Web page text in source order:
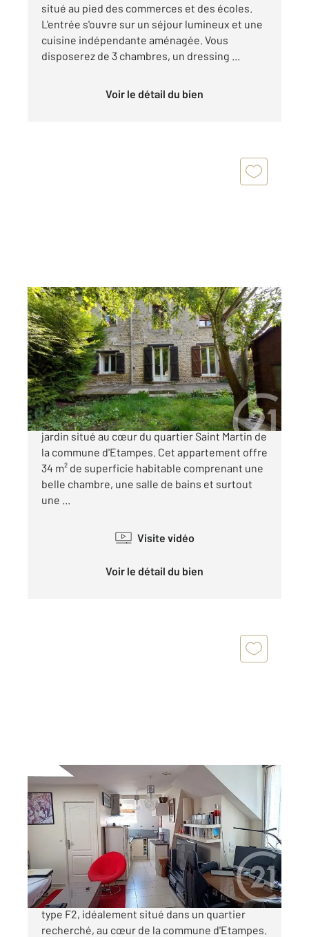
situé au pied des commerces et des écoles.
L'entrée s'ouvre sur un séjour lumineux et une
cuisine indépendante aménagée. Vous
disposerez de 3 chambres, un dressing ...
Voir le détail du bien
ETAMPES 91
33,71 m2, 2 pièces
Ref : 16794
Appartement F2 à vendre
110 000 €
Découvrez ce bel appartement de type F2 avec
jardin situé au cœur du quartier Saint Martin de
la commune d'Etampes. Cet appartement offre
34 m² de superficie habitable comprenant une
belle chambre, une salle de bains et surtout
une ...
Visite vidéo
Voir le détail du bien
ETAMPES 91
35,05 m2, 2 pièces
Ref : 16651
Appartement F2 à vendre
111 000 €
Découvrez ce magnifique Appartement de
type F2, idéalement situé dans un quartier
recherché, au cœur de la commune d'Etampes.